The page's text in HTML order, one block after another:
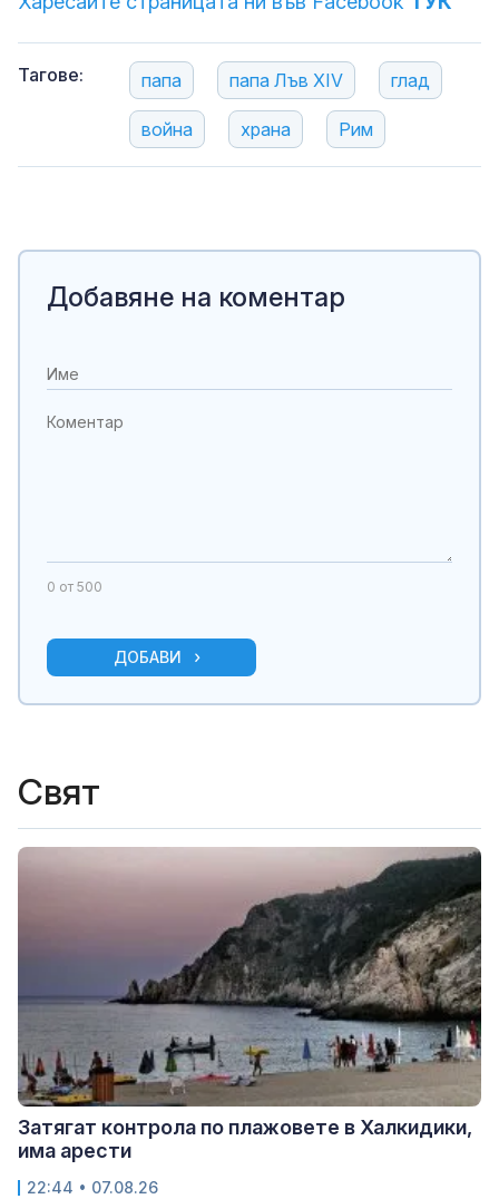
Тагове: папа папа Лъв XIV глад
война храна Рим
Добавяне на коментар
0 от 500
ДОБАВИ
Свят
Затягат контрола по плажовете в Халкидики,
има арести
22:44 • 07.08.26